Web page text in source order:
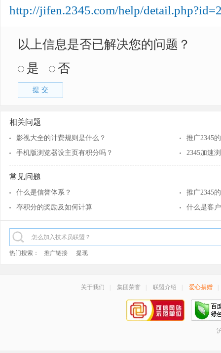
http://jifen.2345.com/help/
以上信息是否已解决您的问题？
是
否
提 交
相关问题
影视大全的计费规则是什么？
推广2345
手机版浏览器设主页有积分吗？
2345加速
常见问题
什么是信誉体系？
推广2345
存积分的奖励及如何计算
什么是客
热门搜索： 推广链接 提现
关于我们 集团荣誉 联盟介绍 爱心捐赠